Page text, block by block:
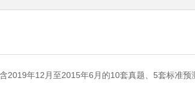
2019年12月至2015年6月的10套真题、5套标准